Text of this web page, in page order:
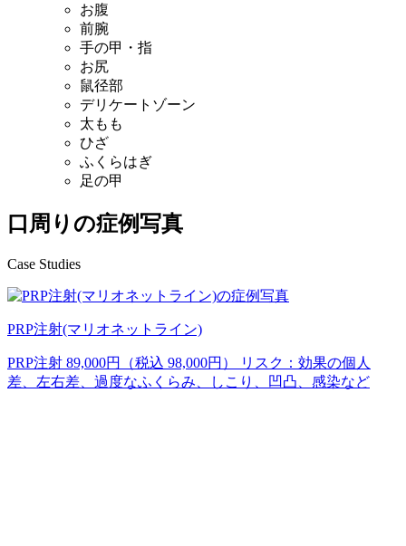
お腹
前腕
手の甲・指
お尻
鼠径部
デリケートゾーン
太もも
ひざ
ふくらはぎ
足の甲
口周りの症例写真
Case Studies
PRP注射(マリオネットライン)
PRP注射 89,000円（税込 98,000円） リスク：効果の個人
差、左右差、過度なふくらみ、しこり、凹凸、感染など